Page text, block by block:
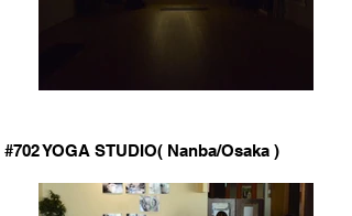
#702 YOGA STUDIO( Nanba/Osaka )